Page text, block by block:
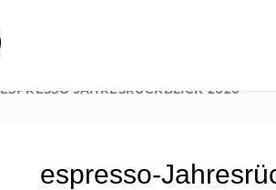
ESPRESSO JAHRESRÜCKBLICK 2020
espresso-